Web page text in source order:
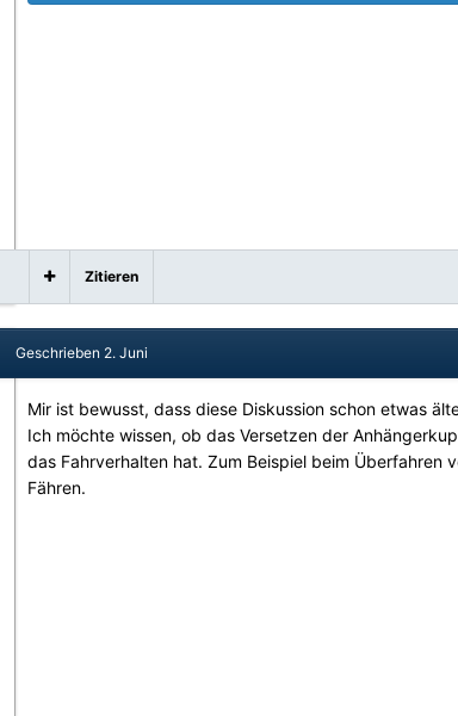
Zitieren
Geschrieben 2. Juni
Mir ist bewusst, dass diese Diskussion schon etwas
Ich möchte wissen, ob das Versetzen der
das Fahrverhalten hat. Zum Beispiel beim Überfahren
Fähren.